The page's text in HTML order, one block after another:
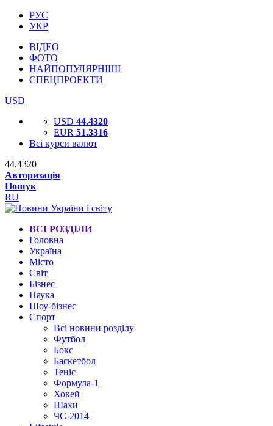
РУС
УКР
ВІДЕО
ФОТО
НАЙПОПУЛЯРНІШІ
СПЕЦПРОЕКТИ
USD
USD 44.4320
EUR 51.3316
Всі курси валют
44.4320
Авторизація
Пошук
RU
ВСІ РОЗДІЛИ
Головна
Україна
Місто
Світ
Бізнес
Наука
Шоу-бізнес
Спорт
Всі новини розділу
Футбол
Бокс
Баскетбол
Теніс
Формула-1
Хокей
Шахи
ЧС-2014